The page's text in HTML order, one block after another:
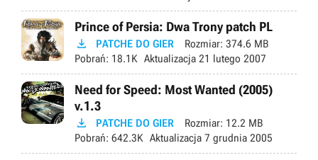
Prince of Persia: Dwa Trony patch PL
 PATCHE DO GIER Rozmiar: 374.6 MB
Pobrań: 18.1K Aktualizacja 21 lutego 2007
Need for Speed: Most Wanted (2005)
v.1.3
 PATCHE DO GIER Rozmiar: 12.2 MB
Pobrań: 642.3K Aktualizacja 7 grudnia 2005